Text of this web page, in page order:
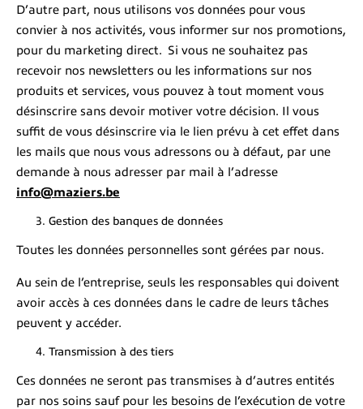
D’autre part, nous utilisons vos données pour vous
convier à nos activités, vous informer sur nos promotions,
pour du marketing direct. Si vous ne souhaitez pas
recevoir nos newsletters ou les informations sur nos
produits et services, vous pouvez à tout moment vous
désinscrire sans devoir motiver votre décision. Il vous
suffit de vous désinscrire via le lien prévu à cet effet dans
les mails que nous vous adressons ou à défaut, par une
demande à nous adresser par mail à l’adresse
info@maziers.be
Gestion des banques de données
Toutes les données personnelles sont gérées par nous.
Au sein de l’entreprise, seuls les responsables qui doivent
avoir accès à ces données dans le cadre de leurs tâches
peuvent y accéder.
Transmission à des tiers
Ces données ne seront pas transmises à d’autres entités
par nos soins sauf pour les besoins de l’exécution de votre